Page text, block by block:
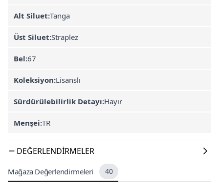
Alt Siluet:Tanga
Üst Siluet:Straplez
Bel:67
Koleksiyon:Lisanslı
Sürdürülebilirlik Detayı:Hayır
Menşei:TR
DEĞERLENDIRMELER
Mağaza Değerlendirmeleri 40